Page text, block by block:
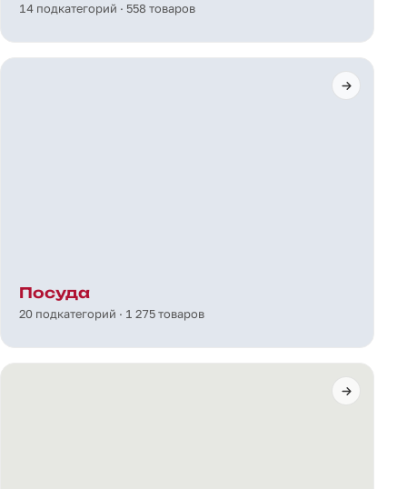
14 подкатегорий · 558 товаров
Посуда
20 подкатегорий · 1 275 товаров